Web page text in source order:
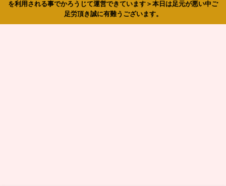
を利用される事でかろうじて運営できています＞本日は足元が悪い中ご
足労頂き誠に有難うございます。